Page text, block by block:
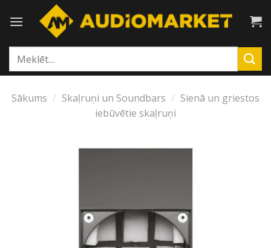
Meklēt:
Sākums / Skaļruņi un Soundbars / Sienā un griestos
iebūvētie skaļruņi